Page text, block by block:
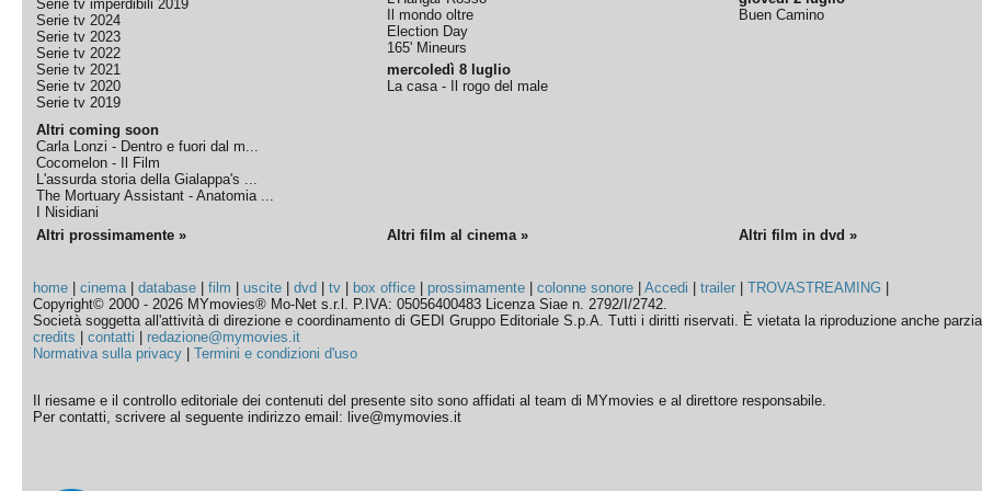
Serie tv imperdibili 2019
Serie tv 2024
Serie tv 2023
Serie tv 2022
Serie tv 2021
Serie tv 2020
Serie tv 2019
Altri coming soon
Carla Lonzi - Dentro e fuori dal m...
Cocomelon - Il Film
L'assurda storia della Gialappa's ...
The Mortuary Assistant - Anatomia ...
I Nisidiani
Il mondo oltre
Election Day
165' Mineurs
mercoledì 8 luglio
La casa - Il rogo del male
Buen Camino
Altri prossimamente » Altri film al cinema » Altri film in dvd »
home |cinema|database |film |uscite |dvd |tv box office prossimamente |colonne sonore |Accedi |trailer |TROVASTREAMING
Copyright© 2000 - 2026 MYmovies® Mo-Net s.r.l. P.IVA: 05056400483 Licenza Siae n. 2792/I/2742.
Società soggetta all'attività di direzione e coordinamento di GEDI Gruppo Editoriale S.p.A. Tutti i diritti riservati. È vietata la riproduzione anche
credits |contatti
redazione@mymovies.it
Normativa sulla privacy |Termini e condizioni d'uso
Il riesame e il controllo editoriale dei contenuti del presente sito sono affidati al team di MYmovies e al direttore responsabile.
Per contatti, scrivere al seguente indirizzo email: live@mymovies.it